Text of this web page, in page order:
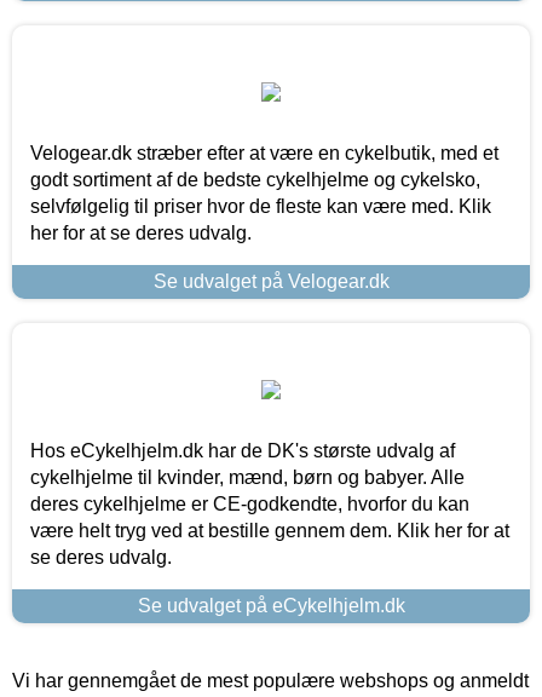
Velogear.dk stræber efter at være en cykelbutik, med et
godt sortiment af de bedste cykelhjelme og cykelsko,
selvfølgelig til priser hvor de fleste kan være med. Klik
her for at se deres udvalg.
Se udvalget på Velogear.dk
Hos eCykelhjelm.dk har de DK's største udvalg af
cykelhjelme til kvinder, mænd, børn og babyer. Alle
deres cykelhjelme er CE-godkendte, hvorfor du kan
være helt tryg ved at bestille gennem dem. Klik her for at
se deres udvalg.
Se udvalget på eCykelhjelm.dk
Vi har gennemgået de mest populære webshops og anmeldt